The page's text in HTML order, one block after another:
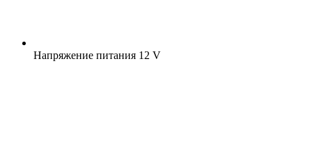
Напряжение питания 12 V